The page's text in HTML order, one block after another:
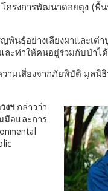
รงการพัฒนาดอยตุง (พื้น
ธุ์อย่างเลียงผาและเต่า
ะทำให้คนอยู่ร่วมกับป่าไ
มเสี่ยงจากภัยพิบัติ มูลนิ
งฯกล่าวว่า
มือและการ